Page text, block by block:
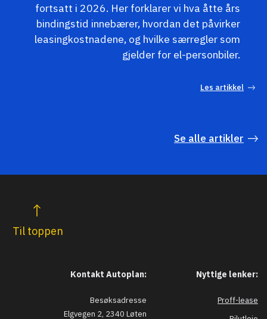
fortsatt i 2026. Her forklarer vi hva åtte års
bindingstid innebærer, hvordan det påvirker
leasingkostnadene, og hvilke særregler som
gjelder for el-personbiler.
Les artikkel
Se alle artikler
Til toppen
Kontakt Autoplan:
Besøksadresse
Elgvegen 2, 2340 Løten
Nyttige lenker:
Proff-lease